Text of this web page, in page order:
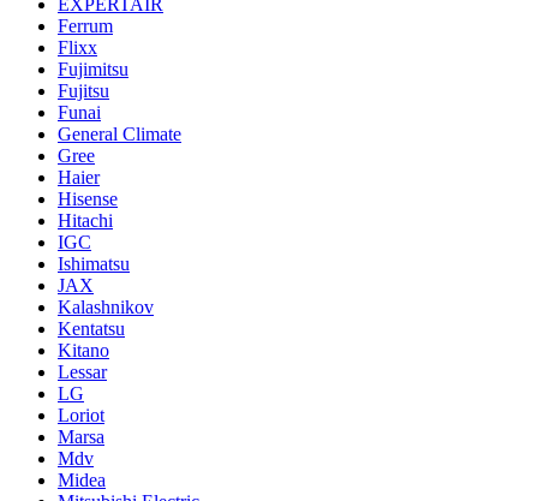
EXPERTAIR
Ferrum
Flixx
Fujimitsu
Fujitsu
Funai
General Climate
Gree
Haier
Hisense
Hitachi
IGC
Ishimatsu
JAX
Kalashnikov
Kentatsu
Kitano
Lessar
LG
Loriot
Marsa
Mdv
Midea